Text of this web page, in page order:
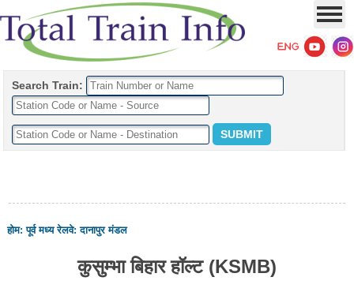
Search Train:
होम:पूर्व मध्य रेलवे:दानापुर मंडल
कुसुम्भा बिहार हॉल्ट (KSMB)